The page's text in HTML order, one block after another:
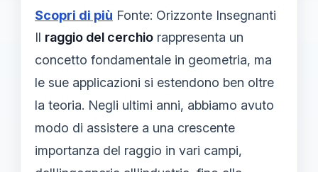
Scopri di più Fonte: Orizzonte Insegnanti
Il raggio del cerchio rappresenta un
concetto fondamentale in geometria, ma
le sue applicazioni si estendono ben oltre
la teoria. Negli ultimi anni, abbiamo avuto
modo di assistere a una crescente
importanza del raggio in vari campi,